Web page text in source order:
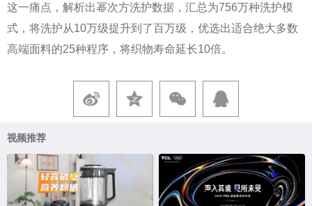
这一痛点，解析出幂次方洗护数据，汇总为756万种洗护模
式，将洗护从10万级提升到了百万级，优选出适合绝大多数
高端面料的25种程序，将织物寿命延长10倍。
视频推荐